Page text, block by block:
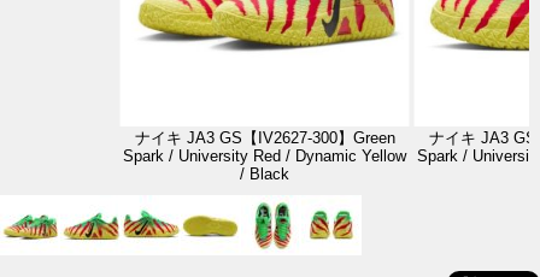
ナイキ JA3 GS【IV2627-300】Green
Spark / University Red / Dynamic Yellow
/ Black
ナイキ JA3 GS
Spark /